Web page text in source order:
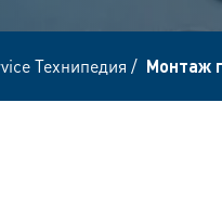
Технипедия / Монтаж